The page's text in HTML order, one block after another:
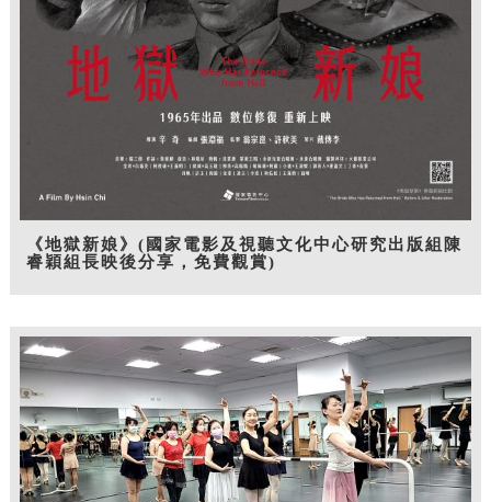
《地獄新娘》(國家電影及視聽文化中心研究出版組陳
睿穎組長映後分享，免費觀賞)